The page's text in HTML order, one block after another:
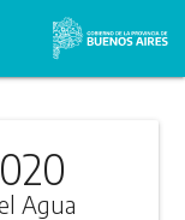
Agua